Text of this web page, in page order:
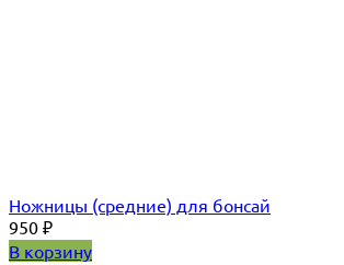
Ножницы (средние) для бонсай
950 ₽
В корзину